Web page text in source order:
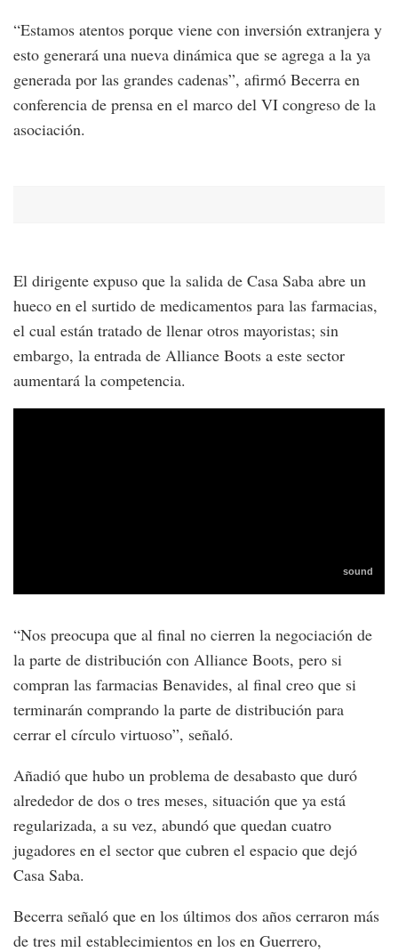
“Estamos atentos porque viene con inversión extranjera y
esto generará una nueva dinámica que se agrega a la ya
generada por las grandes cadenas”, afirmó Becerra en
conferencia de prensa en el marco del VI congreso de la
asociación.
El dirigente expuso que la salida de Casa Saba abre un
hueco en el surtido de medicamentos para las farmacias,
el cual están tratado de llenar otros mayoristas; sin
embargo, la entrada de Alliance Boots a este sector
aumentará la competencia.
“Nos preocupa que al final no cierren la negociación de
la parte de distribución con Alliance Boots, pero si
compran las farmacias Benavides, al final creo que si
terminarán comprando la parte de distribución para
cerrar el círculo virtuoso”, señaló.
Añadió que hubo un problema de desabasto que duró
alrededor de dos o tres meses, situación que ya está
regularizada, a su vez, abundó que quedan cuatro
jugadores en el sector que cubren el espacio que dejó
Casa Saba.
Becerra señaló que en los últimos dos años cerraron más
de tres mil establecimientos en los en Guerrero,